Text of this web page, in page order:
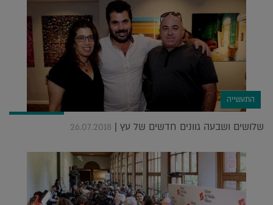
התעשייה
שלושים ושבעה גוונים חדשים של עץ | 26.07.2018